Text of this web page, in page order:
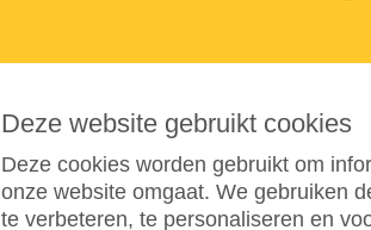
Je kunt niet
Deze website gebruikt cookies
Deze cookies worden gebruikt om
onze website omgaat. We gebruiken
te verbeteren, te personaliseren en